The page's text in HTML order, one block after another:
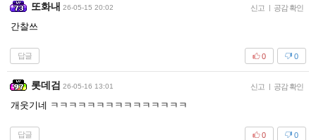
또화내 26-05-15 20:02 신고 | 공감 확인
간찰쓰
답글 0
0
롯데검 26-05-16 13:01 신고 | 공감 확인
개웃기네 ㅋㅋㅋㅋㅋㅋㅋㅋㅋㅋㅋㅋㅋㅋㅋ
답글 0
0